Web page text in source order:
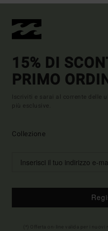
15% DI
PRIMO
Iscriviti e sarai al corrente delle
più esclusive.
Collezione